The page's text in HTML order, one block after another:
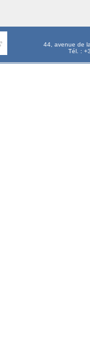
44, avenue de
Tél. :